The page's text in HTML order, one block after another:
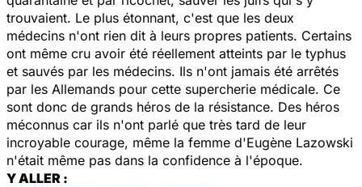
trouvaient. Le plus étonnant, c'est que les deux
médecins n'ont rien dit à leurs propres patients. Certains
ont même cru avoir été réellement atteints par le typhus
et sauvés par les médecins. Ils n'ont jamais été arrêtés
par les Allemands pour cette supercherie médicale. Ce
sont donc de grands héros de la résistance. Des héros
méconnus car ils n'ont parlé que très tard de leur
incroyable courage, même la femme d'Eugène Lazowski
n'était même pas dans la confidence à l'époque.
Y ALLER :